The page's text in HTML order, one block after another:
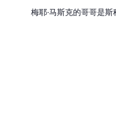
梅耶·马斯克的哥哥是